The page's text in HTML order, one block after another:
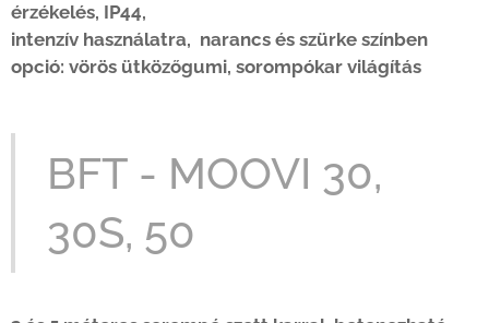
érzékelés, IP44,
intenzív használatra, narancs és szürke színben
opció: vörös ütközőgumi, sorompókar világítás
BFT - MOOVI 30,
30S, 50